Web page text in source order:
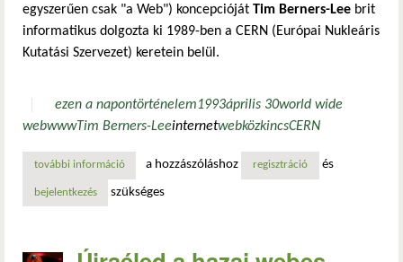
egyszerűen csak "a Web") koncepcióját Tim Berners-Lee brit
informatikus dolgozta ki 1989-ben a CERN (Európai Nukleáris
Kutatási Szervezet) keretein belül.
ezen a napontörténelem1993április 30world wide
webwwwTim Berners-LeeinternetwebközkincsCERN
további információa világháló közkinccsé válása – a web megszületésének
a hozzászóláshoz regisztráció és
bejelentkezés szükséges